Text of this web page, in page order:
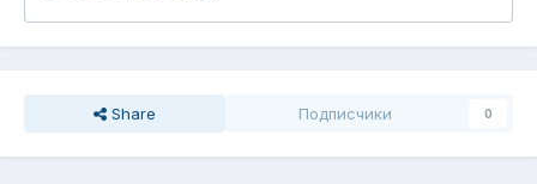
Share Подписчики 0